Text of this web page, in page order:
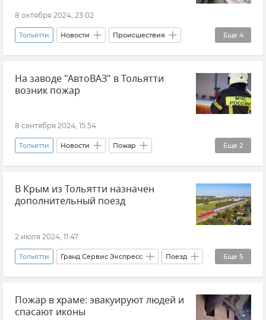
Происшествия
ВСУ (Вооруженные силы Украины) Взрыв
8 октября 2024, 23:02
Еще 4
Тольятти Новости Происшествия
СК РФ (Следственный комитет Российской Федерации)
Самарская область дети Убийство
На заводе "АвтоВАЗ" в Тольятти
возник пожар
8 сентября 2024, 15:54
Еще 2
Тольятти Новости Пожар
Происшествия
В Крым из Тольятти назначен
дополнительный поезд
2 июля 2024, 11:47
Еще 5
Тольятти Гранд Сервис Экспресс Поезд
Крым Железная дорога Транспорт
Логистика Симферополь
Пожар в храме: эвакуируют людей и
спасают иконы